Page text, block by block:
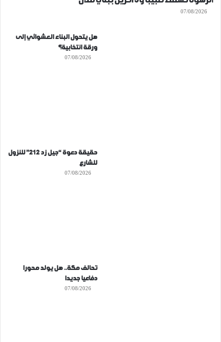
07/08/2026
هل يتحول البناء العشوائي إلى
ورقة انتخابية؟
07/08/2026
حقيقة دعوة “جيل زد 212” للنزول
للشارع
07/08/2026
تحالف مكة.. هل يولد محورا
دفاعيا جديدا
07/08/2026